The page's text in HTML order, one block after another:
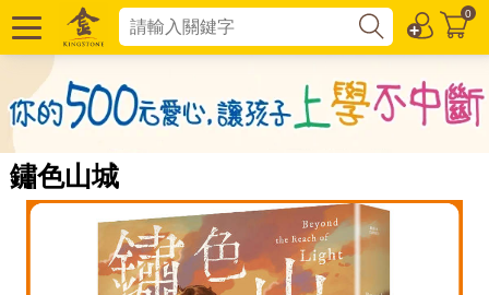
0
鏽色山城